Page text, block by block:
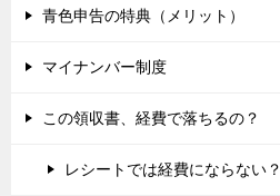
青色申告の特典（メリット）
マイナンバー制度
この領収書、経費で落ちるの？
レシートでは経費にならない？